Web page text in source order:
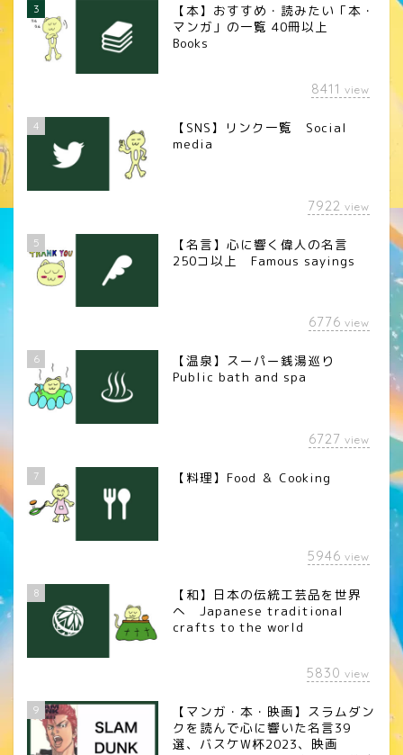
3
【本】おすすめ・読みたい「本・
マンガ」の一覧 40冊以上
Books
8411 view
4
【SNS】リンク一覧 Social
media
7922 view
5
【名言】心に響く偉人の名言
250コ以上 Famous sayings
6776 view
6
【温泉】スーパー銭湯巡り
Public bath and spa
6727 view
7 【料理】Food ＆ Cooking
5946 view
8
【和】日本の伝統工芸品を世界
へ Japanese traditional
crafts to the world
5830 view
9
【マンガ・本・映画】スラムダン
クを読んで心に響いた名言39
選、バスケW杯2023、映画